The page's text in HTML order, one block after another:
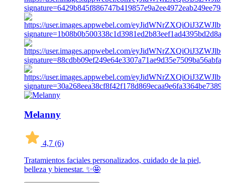
Melanny
4,7 (6)
Tratamientos faciales personalizados, cuidado de la piel,
belleza y bienestar. ✨🤩